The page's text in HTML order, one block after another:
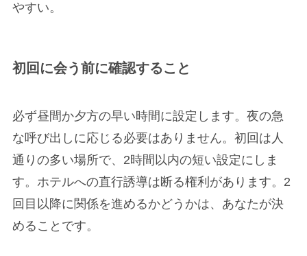
やすい。
初回に会う前に確認すること
必ず昼間か夕方の早い時間に設定します。夜の急
な呼び出しに応じる必要はありません。初回は人
通りの多い場所で、2時間以内の短い設定にしま
す。ホテルへの直行誘導は断る権利があります。2
回目以降に関係を進めるかどうかは、あなたが決
めることです。